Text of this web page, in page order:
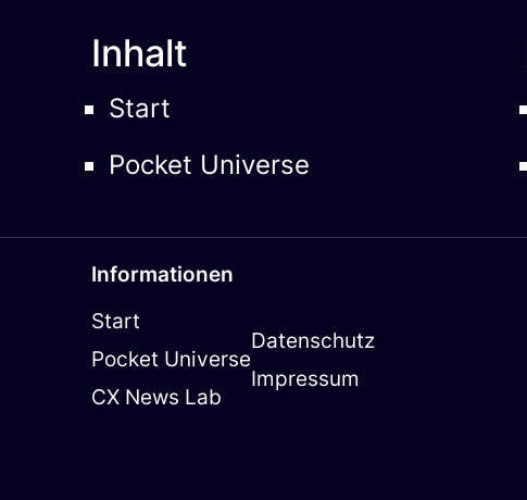
Inhalt
Start
Pocket Universe
Informationen
Start
Pocket Universe
CX News Lab
Datenschutz
Impressum